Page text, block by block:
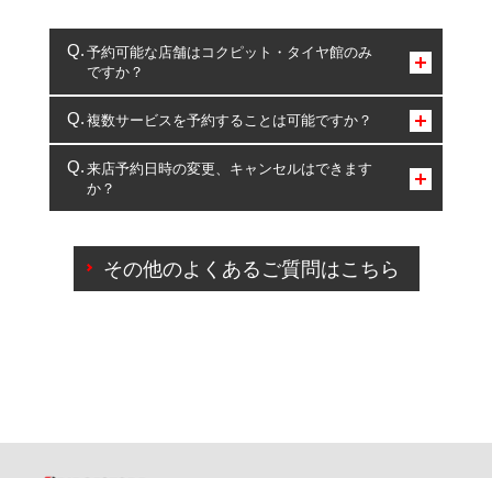
予約可能な店舗はコクピット・タイヤ館のみ
ですか？
コクピット・タイヤ館のみとなります。
複数サービスを予約することは可能ですか？
複数サービスのご予約は可能です。
一部の商品・サービスの組み合わせに限り、同時にご予約が
出来ないものもございます。
来店予約日時の変更、キャンセルはできます
か？
ご来店予約日の3営業日前を過ぎている場合のご予約
の日時変更につきましては、直接ご予約の店舗まで
その他のよくあるご質問はこちら